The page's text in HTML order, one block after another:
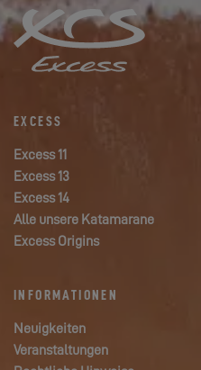
EXCESS
Excess 11
Excess 13
Excess 14
Alle unsere Katamarane
Excess Origins
INFORMATIONEN
Neuigkeiten
Veranstaltungen